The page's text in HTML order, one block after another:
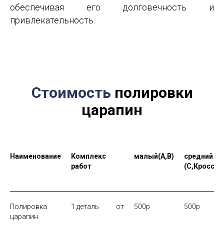
обеспечивая его долговечность и
привлекательность.
Стоимость полировки
царапин
Наименование
Комплекс
работ
малый(А,В)
средний
Полировка
царапин
1 деталь от 500p 500p